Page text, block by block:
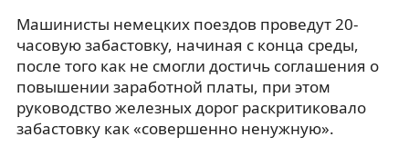
Машинисты немецких поездов проведут 20-
часовую забастовку, начиная с конца среды,
после того как не смогли достичь соглашения о
повышении заработной платы, при этом
руководство железных дорог раскритиковало
забастовку как «совершенно ненужную».